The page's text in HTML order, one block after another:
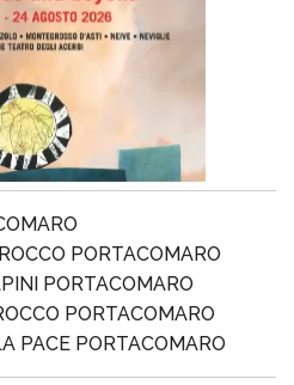
PORTACOMARO
PORTACOMARO
PORTACOMARO
PACE PORTACOMARO